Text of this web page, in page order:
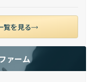
覧を見る
ァーム